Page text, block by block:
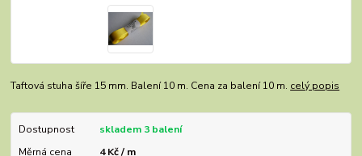
Taftová stuha šíře 15 mm. Balení 10 m. Cena za balení 10 m. celý popis
Dostupnost
skladem 3 balení
Měrná cena
4 Kč / m